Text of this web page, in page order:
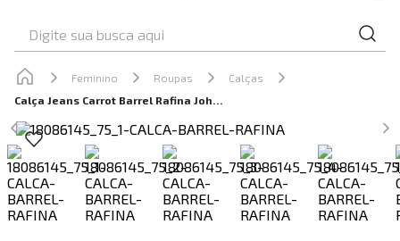
Feminino Roupas
Calças
Calça Jeans Carrot Barrel Rafina John John Feminina